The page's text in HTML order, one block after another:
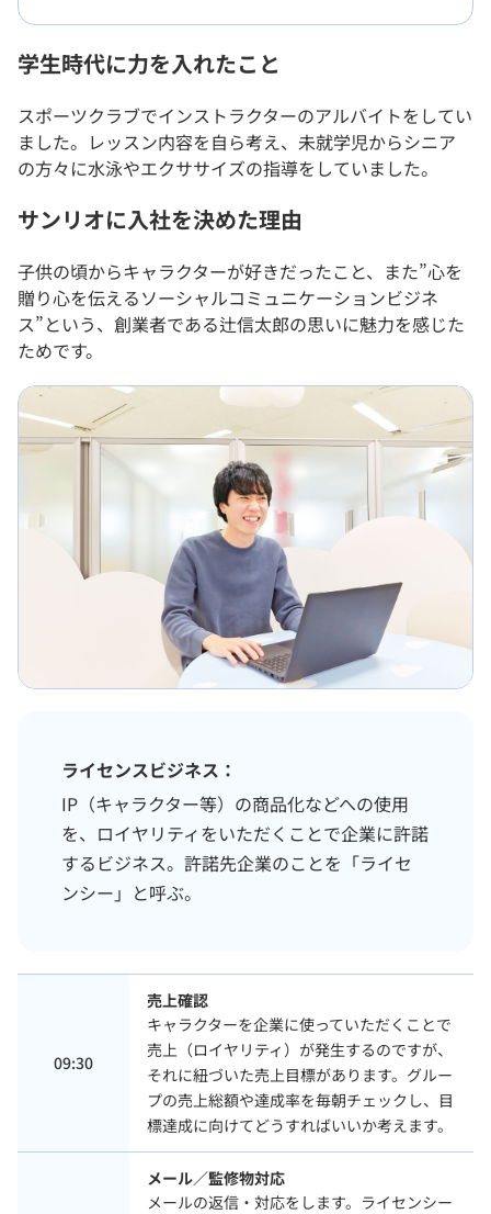
学生時代に力を入れたこと
スポーツクラブでインストラクターのアルバイトをしてい
ました。レッスン内容を自ら考え、未就学児からシニア
の方々に水泳やエクササイズの指導をしていました。
サンリオに入社を決めた理由
子供の頃からキャラクターが好きだったこと、また”心を
贈り心を伝えるソーシャルコミュニケーションビジネ
ス”という、創業者である辻信太郎の思いに魅力を感じた
ためです。
ライセンスビジネス：
IP（キャラクター等）の商品化などへの使用
を、ロイヤリティをいただくことで企業に許諾
するビジネス。許諾先企業のことを「ライセ
ンシー」と呼ぶ。
09:30
売上確認
キャラクターを企業に使っていただくことで
売上（ロイヤリティ）が発生するのですが、
それに紐づいた売上目標があります。グルー
プの売上総額や達成率を毎朝チェックし、目
標達成に向けてどうすればいいか考えます。
メール／監修物対応
メールの返信・対応をします。ライセンシー